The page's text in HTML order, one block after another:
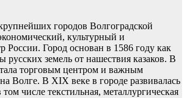
городов Волгоградской
культурный и
России. Город основан в 1586 году как
русских земель от нашествия казаков. В
торговым центром и важным
Волге. В XIX веке в городе развивалась
числе текстильная, металлургическая